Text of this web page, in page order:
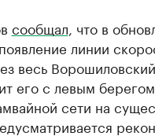
сообщал , что в
линии
весь
его с левым
сети на